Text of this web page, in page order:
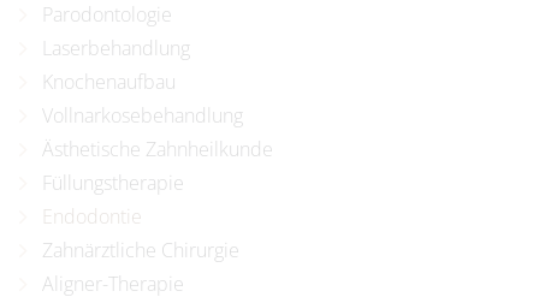
Parodontologie
Laserbehandlung
Knochenaufbau
Vollnarkosebehandlung
Ästhetische Zahnheilkunde
Füllungstherapie
Endodontie
Zahnärztliche Chirurgie
Aligner-Therapie